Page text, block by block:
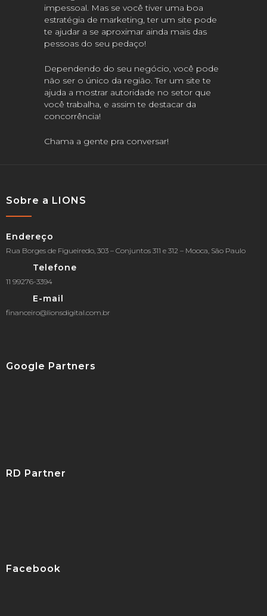
impessoal. Mas se você tiver uma boa
estratégia de marketing, ter um site pode
te ajudar a se aproximar ainda mais das
pessoas do seu pedaço!
Dependendo do seu negócio, você pode
não ser o único da região. Ter um site te
ajuda a mostrar autoridade no setor que
você trabalha, e assim te destacar da
concorrência!
Chama a gente pra conversar!
Sobre a LIONS
Endereço
Rua Borges de Figueiredo, 303 – Conjuntos 311 e 312 – Mooca, São Paulo
Telefone
11 99276-3394
E-mail
financeiro@lionsdigital.com.br
Google Partners
RD Partner
Facebook